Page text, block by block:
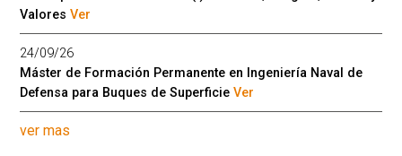
ValoresVer
24/09/26
Máster de Formación Permanente en Ingeniería Naval de
Defensa para Buques de SuperficieVer
ver mas